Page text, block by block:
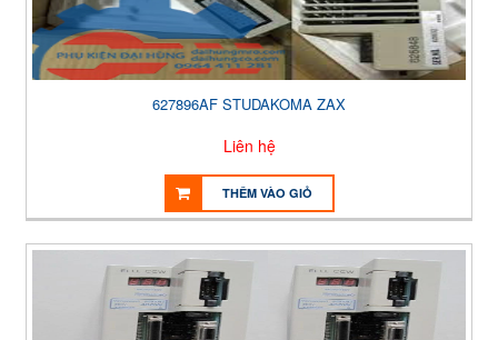
627896AF STUDAKOMA ZAX
Liên hệ
THÊM VÀO GIỎ